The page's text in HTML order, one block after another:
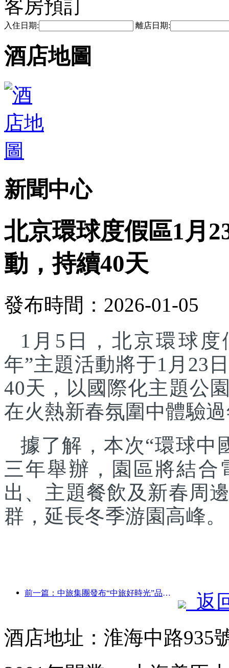
客房預訂
入住日期: 離店日期:
酒店地圖
新聞中心
北京環球度假區1月
動，持續40天
發布時間：2026-01-05
1月5日，北京環球度
年”主題活動將于1月23
40天，以國際化主題公
在火熱新春氛圍中體驗
據了解，本次“環球中
三年舉辦，園區將結合
出、主題餐飲及新春周
群，延長冬季游園高峰。
前一篇：中旅集團發布“中旅好時光”品牌，布局銀發旅游市場
返
酒店地址：淮海中路935